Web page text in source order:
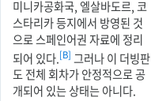
미니카공화국, 엘살바도르, 코
스타리카 등지에서 방영된 것
으로 스페인어권 자료에 정리
되어 있다.[B] 그러나 이 더빙판
도 전체 회차가 안정적으로 공
개되어 있는 상태는 아니다.